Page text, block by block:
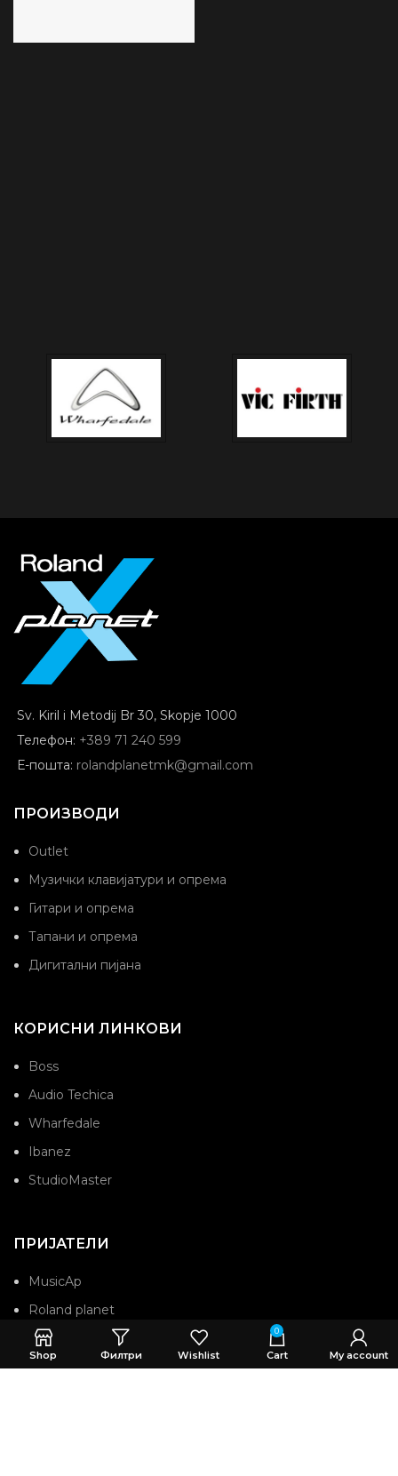
Sv. Kiril i Metodij Br 30, Skopje 1000
Телефон: +389 71 240 599
Е-пошта: rolandplanetmk@gmail.com
ПРОИЗВОДИ
Outlet
Музички клавијатури и опрема
Гитари и опрема
Тапани и опрема
Дигитални пијана
КОРИСНИ ЛИНКОВИ
Boss
Audio Techica
Wharfedale
Ibanez
StudioMaster
ПРИЈАТЕЛИ
MusicAp
Roland planet
Roland
Worga bend
Shop Филтри Wishlist
0
Cart My account